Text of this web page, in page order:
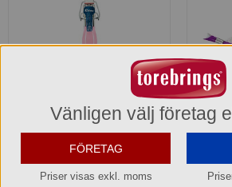
Lemonade Pink Grapefruit
Rième Paul och Thom
Mini
Vänligen välj företag
FÖRETAG
Priser visas exkl. moms